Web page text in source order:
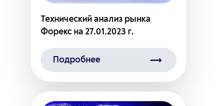
Технический анализ рынка
Форекс на 27.01.2023 г.
Подробнее